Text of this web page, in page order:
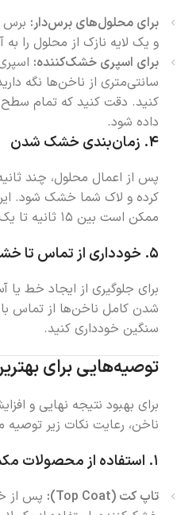
برای محلول‌های برس‌دار:
و یک لایه نازک از محلول را
برای اسپری خشک‌کننده:
سانتی‌متری از ناخن‌ها نگه
کنید. دقت کنید که تمام
داده شود.
۴. زمان‌بندی خشک شدن
پس از اعمال محلول، چند
کرده و لاک شما خشک شود.
ممکن است بین ۱۵ ثانیه تا یک دقیقه طول بکشد.
۵. خودداری از تماس تا
برای جلوگیری از ایجاد خط
شدن کامل ناخن‌ها از تماس با
سنگین خودداری کنید.
توصیه‌هایی برای
برای بهبود نتیجه نهایی و
ناخن، رعایت نکات زیر توصیه
۱. استفاده از محصولات
تاپ کت (Top Coat):
پس از